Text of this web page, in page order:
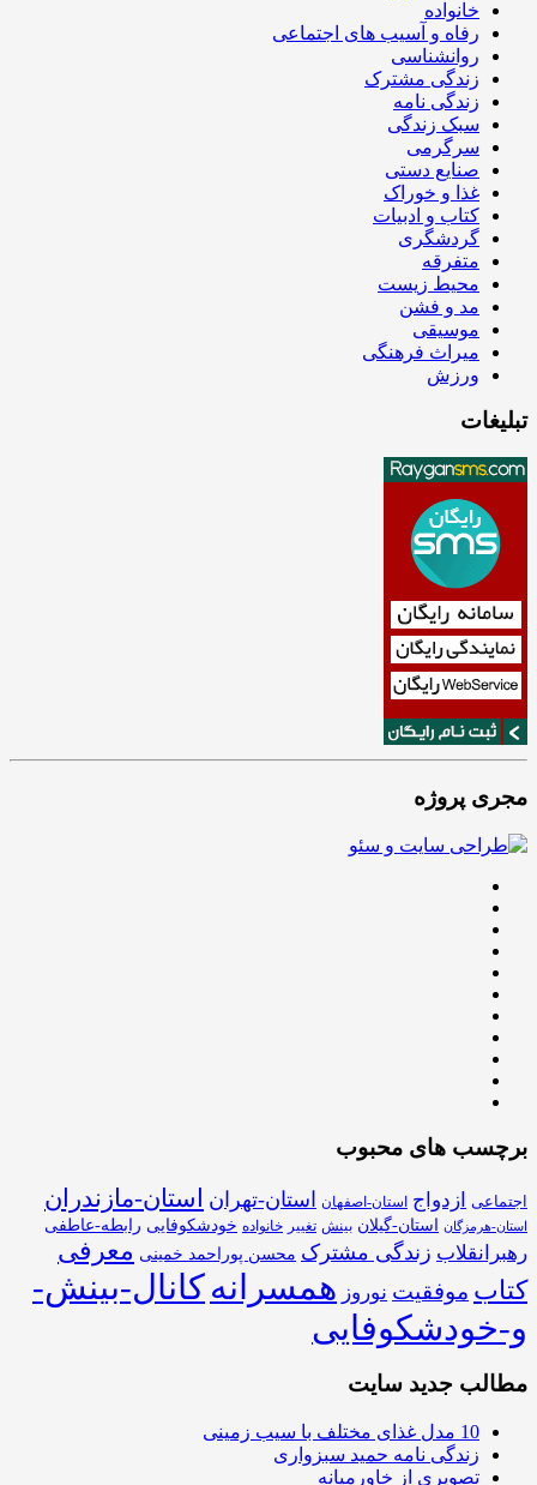
خانواده
رفاه و آسیب های اجتماعی
روانشناسی
زندگی مشترک
زندگی نامه
سبک زندگی
سرگرمی
صنایع دستی
غذا و خوراک
کتاب و ادبیات
گردشگری
متفرقه
محیط زیست
مد و فشن
موسیقی
میراث فرهنگی
ورزش
تبلیغات
مجری پروژه
برچسب های محبوب
اجتماعی ازدواج استان-اصفهان استان-تهران استان-مازندران
استان-هرمزگان استان-گیلان بینش تغییر خانواده خودشکوفایی رابطه-عاطفی
رهبرانقلاب زندگی مشترک محسن پوراحمد خمینی معرفی
کتاب موفقیت نوروز همسرانهکانال-بینش-
و-خودشکوفایی
مطالب جدید سایت
10 مدل غذای مختلف با سیب زمینی
زندگی نامه حمید سبزواری
تصویری از خاورمیانه